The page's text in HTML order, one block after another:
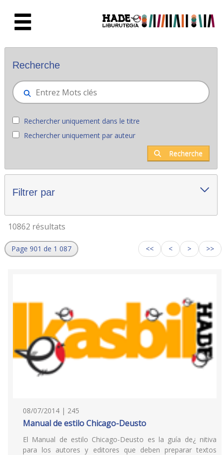
Nouveaux livres - Liburutegia
Recherche
Rechercher uniquement dans le titre
Rechercher uniquement par auteur
Recherche
Filtrer par
10862 résultats
Page 901 de 1 087 << < > >>
08/07/2014 | 245
Manual de estilo Chicago-Deusto
El Manual de estilo Chicago-Deusto es la guía de¿ nitiva
para los autores y editores que deben preparar textos